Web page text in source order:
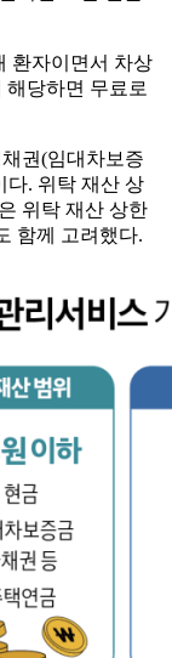
환자이면서 차상
당하면 무료로
권(임대차보증
다. 위탁 재산 상
위탁 재산 상한
함께 고려했다.